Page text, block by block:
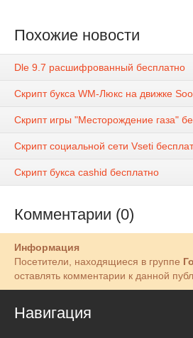
Похожие новости
Dle 9.7 расшифрованный бесплатно
Скрипт букса WM-Люкс на движке
Скрипт игры "Месторождение газа"
Скрипт социальной сети Vseti
Скрипт букса cashid бесплатно
Комментарии (0)
Информация
Посетители, находящиеся в группе
оставлять комментарии к данной
Навигация